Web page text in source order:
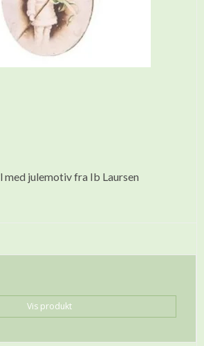
julemotiv fra Ib Laursen
Vis produkt